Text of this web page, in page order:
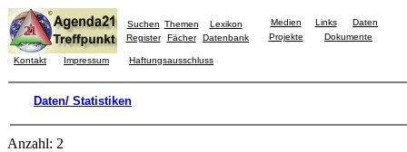
Suchen Themen
Lexikon
Register
Fächer Datenbank
Medien Links
Daten
Projekte
Dokumente
Kontakt Impressum Haftungsausschluss
Daten/ Statistiken
Anzahl: 2